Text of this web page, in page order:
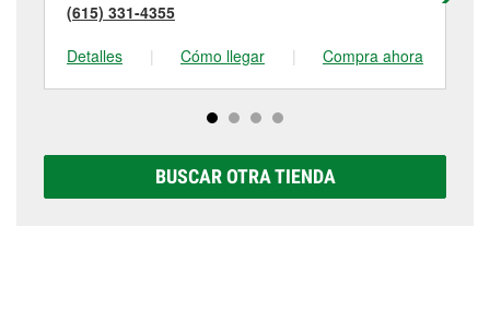
(615) 331-4355
Detalles
| Cómo llegar | Compra ahora
BUSCAR OTRA TIENDA